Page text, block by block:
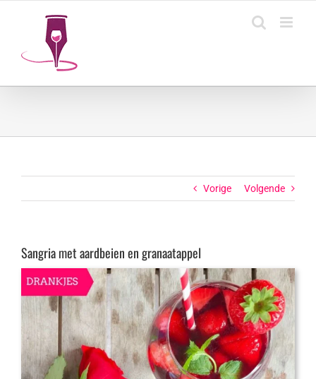
Vorige Volgende
Sangria met aardbeien en granaatappel